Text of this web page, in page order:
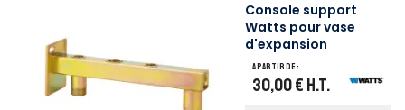
Console support
Watts pour vase
d'expansion
A partir de :
30,00 € H.T.